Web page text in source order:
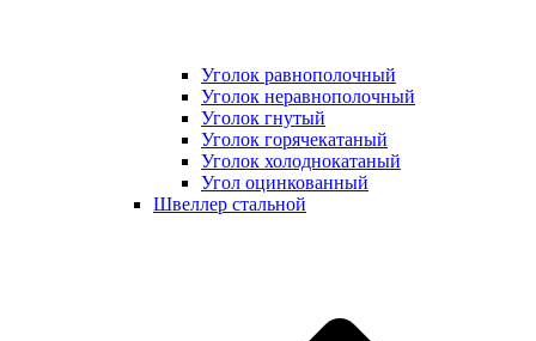
Уголок равнополочный
Уголок неравнополочный
Уголок гнутый
Уголок горячекатаный
Уголок холоднокатаный
Угол оцинкованный
Швеллер стальной